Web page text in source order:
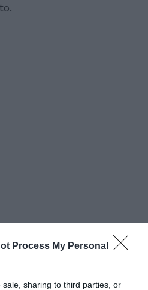
Process My Personal
sharing to third parties, or